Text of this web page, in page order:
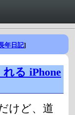
年日記]
る iPhone
けど、道